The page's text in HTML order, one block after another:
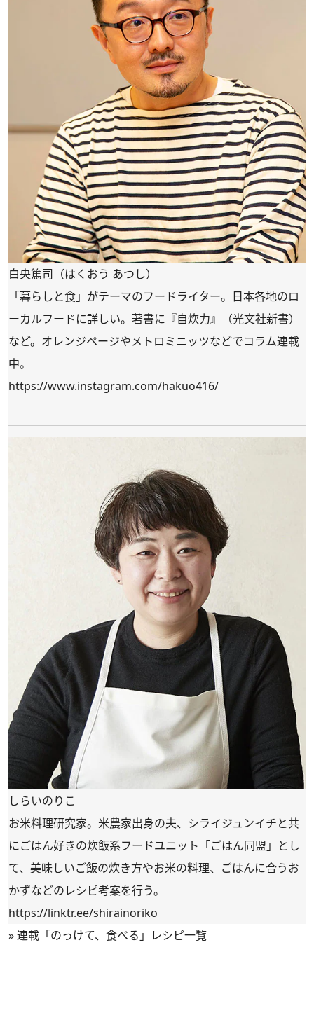
白央篤司（はくおう あつし）
「暮らしと食」がテーマのフードライター。日本各地のロ
ーカルフードに詳しい。著書に『自炊力』（光文社新書）
など。オレンジページやメトロミニッツなどでコラム連載
中。
https://www.instagram.com/hakuo416/
しらいのりこ
お米料理研究家。米農家出身の夫、シライジュンイチと共
にごはん好きの炊飯系フードユニット「ごはん同盟」とし
て、美味しいご飯の炊き方やお米の料理、ごはんに合うお
かずなどのレシピ考案を行う。
https://linktr.ee/shirainoriko
»連載「のっけて、食べる」レシピ一覧